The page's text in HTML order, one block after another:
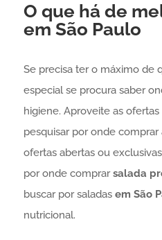
O que há de
em São Paulo
Se precisa ter o máximo de
especial se procura saber
higiene. Aproveite as
pesquisar por onde
ofertas abertas ou
por onde comprarsalada
buscar por saladas em São
nutricional.